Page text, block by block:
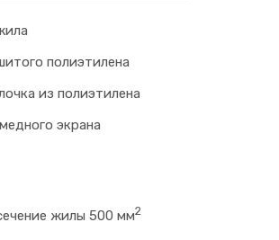
полиэтилена
из полиэтилена
экрана
жилы 500 мм2